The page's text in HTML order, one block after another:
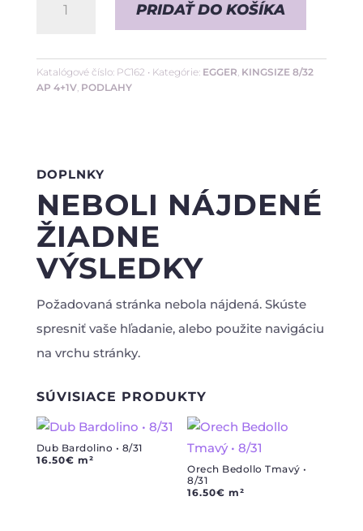
Svetlosivý
•
4+1V
PRIDAŤ DO KOŠÍKA
Katalógové číslo: PC162 Kategórie: EGGER, KINGSIZE 8/32
AP 4+1V, PODLAHY
DOPLNKY
NEBOLI NÁJDENÉ
ŽIADNE
VÝSLEDKY
Požadovaná stránka nebola nájdená. Skúste
spresniť vaše hľadanie, alebo použite navigáciu
na vrchu stránky.
SÚVISIACE PRODUKTY
Dub Bardolino • 8/31
16.50€ m²
Orech Bedollo Tmavý •
8/31
16.50€ m²